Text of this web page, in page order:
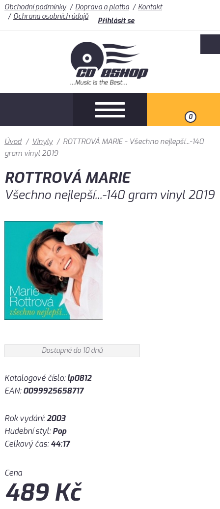
Obchodní podmínky Doprava a platba
Kontakt
Ochrana osobních údajů
Přihlásit se
0
Úvod / Vinyly / ROTTROVÁ MARIE - Všechno nejlepší...-140
gram vinyl 2019
ROTTROVÁ MARIE
Všechno nejlepší...-140 gram vinyl 2019
Dostupné do 10 dnů
Katalogové číslo:lp0812
EAN:0099925658717
Rok vydání:2003
Hudební styl:Pop
Celkový čas:44:17
Cena
489Kč